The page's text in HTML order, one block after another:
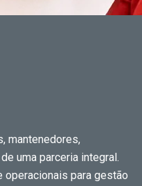
mantenedores,
uma parceria integral.
para gestão